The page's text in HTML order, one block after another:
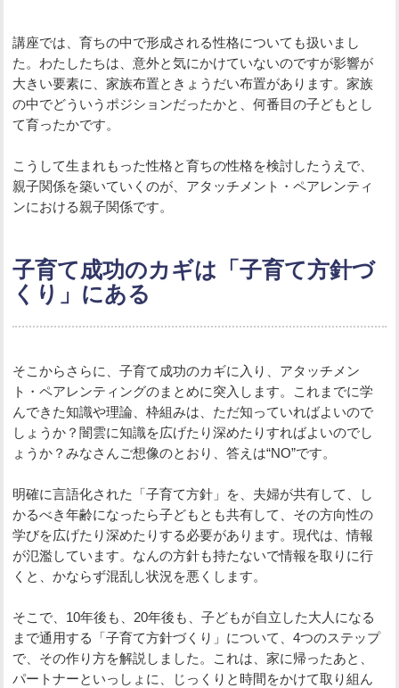
講座では、育ちの中で形成される性格についても扱いまし
た。わたしたちは、意外と気にかけていないのですが影響が
大きい要素に、家族布置ときょうだい布置があります。家族
の中でどういうポジションだったかと、何番目の子どもとし
て育ったかです。
こうして生まれもった性格と育ちの性格を検討したうえで、
親子関係を築いていくのが、アタッチメント・ペアレンティ
ンにおける親子関係です。
子育て成功のカギは「子育て方針づ
くり」にある
そこからさらに、子育て成功のカギに入り、アタッチメン
ト・ペアレンティングのまとめに突入します。これまでに学
んできた知識や理論、枠組みは、ただ知っていればよいので
しょうか？闇雲に知識を広げたり深めたりすればよいのでし
ょうか？みなさんご想像のとおり、答えは“NO”です。
明確に言語化された「子育て方針」を、夫婦が共有して、し
かるべき年齢になったら子どもとも共有して、その方向性の
学びを広げたり深めたりする必要があります。現代は、情報
が氾濫しています。なんの方針も持たないで情報を取りに行
くと、かならず混乱し状況を悪くします。
そこで、10年後も、20年後も、子どもが自立した大人になる
まで通用する「子育て方針づくり」について、4つのステップ
で、その作り方を解説しました。これは、家に帰ったあと、
パートナーといっしょに、じっくりと時間をかけて取り組ん